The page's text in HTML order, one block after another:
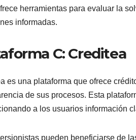
herramientas para evaluar la
informadas.
C: Creditea
es una plataforma que ofrece
de sus procesos. Esta
a los usuarios información
pueden beneficiarse de